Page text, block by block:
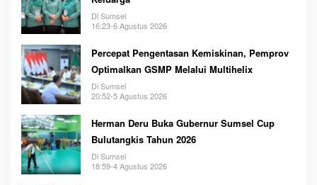
Di Sumsel
16:23-6 Agustus 2026
Percepat Pengentasan Kemiskinan, Pemprov
Optimalkan GSMP Melalui Multihelix
Di Sumsel
20:52-5 Agustus 2026
Herman Deru Buka Gubernur Sumsel Cup
Bulutangkis Tahun 2026
Di Sumsel
18:59-4 Agustus 2026